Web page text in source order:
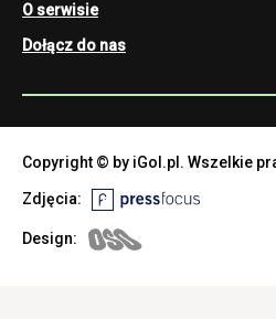
O serwisie
Dołącz do nas
Copyright © by iGol.pl. Wszelkie
Zdjęcia:
Design: